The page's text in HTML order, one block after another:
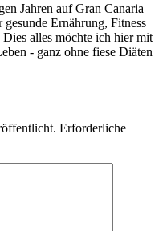
Jahren auf Gran Canaria
Ernährung, Fitness
alles möchte ich hier mit
- ganz ohne fiese Diäten
Erforderliche